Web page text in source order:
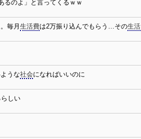
るのよ」と言ってくるｗｗ
毎月生活費は2万振り込んでもらう…その生活
うな社会になればいいのに
しい